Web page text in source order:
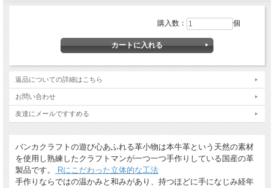
ギフトラッピングについて
全商品無料で簡易ラッピングの上お送りしております。
ります。
※ 写真は一例です。ラッピング材等は予告なく変更となる場合があります。
＊詳しくはこちらから
*有料ラッピング（M)
キーホルダーなど小さい品物はギフト袋にお入れして本革製のチャームをお付けし
ます。
購入数： 個
返品についての詳細はこちら
お問い合わせ
友達にメールですすめる
バンカクラフトの遊び心あふれる革小物は本牛革という天然の素材
を使用し熟練したクラフトマンが一つ一つ手作りしている国産の革
製品です。
Rにこだわった立体的な工法
手作りならではの温かみと和みがあり、持つほどに手になじみ経年